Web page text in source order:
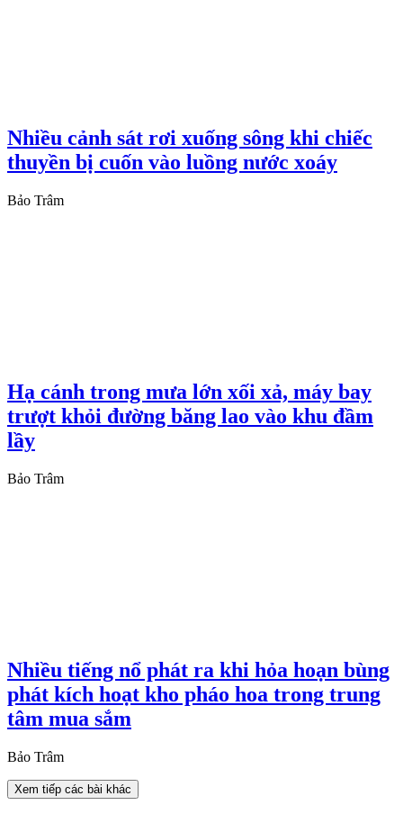
Nhiều cảnh sát rơi xuống sông khi chiếc
thuyền bị cuốn vào luồng nước xoáy
Bảo Trâm
Hạ cánh trong mưa lớn xối xả, máy bay
trượt khỏi đường băng lao vào khu đầm
lầy
Bảo Trâm
Nhiều tiếng nổ phát ra khi hỏa hoạn bùng
phát kích hoạt kho pháo hoa trong trung
tâm mua sắm
Bảo Trâm
Xem tiếp các bài khác